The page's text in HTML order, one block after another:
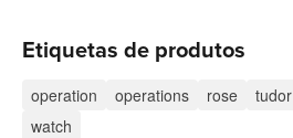
Etiquetas de produtos
operation operations rose tudor
watch